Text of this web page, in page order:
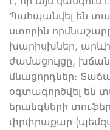
Պահպանվել են
ստորին
խարիսխներ,
ժամացույցը,
մնացորդներ։
օգտագործվել են
երանգների
փրփրաքար